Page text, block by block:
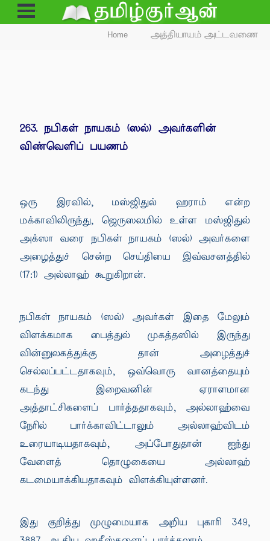
Open
Menu
Home அத்தியாயம் அட்டவணை
263. நபிகள் நாயகம் (ஸல்) அவர்களின்
விண்வெளிப் பயணம்
ஒரு இரவில், மஸ்ஜிதுல் ஹராம் என்ற
மக்காவிலிருந்து, ஜெருஸலமில் உள்ள மஸ்ஜிதுல்
அக்ஸா வரை நபிகள் நாயகம் (ஸல்) அவர்களை
அழைத்துச் சென்ற செய்தியை இவ்வசனத்தில்
(17:1) அல்லாஹ் கூறுகிறான்.
நபிகள் நாயகம் (ஸல்) அவர்கள் இதை மேலும்
விளக்கமாக பைத்துல் முகத்தஸில் இருந்து
வின்னுலகத்துக்கு தான் அழைத்துச்
செல்லப்பட்டதாகவும், ஒவ்வொரு வானத்தையும்
கடந்து இறைவனின் ஏராளமான
அத்தாட்சிகளைப் பார்த்ததாகவும், அல்லாஹ்வை
நேரில் பார்க்காவிட்டாலும் அல்லாஹ்விடம்
உரையாடியதாகவும், அப்போதுதான் ஐந்து
வேளைத் தொழுகையை அல்லாஹ்
கடமையாக்கியதாகவும் விளக்கியுள்ளனர்.
இது குறித்து முழுமையாக அறிய புகாரி 349,